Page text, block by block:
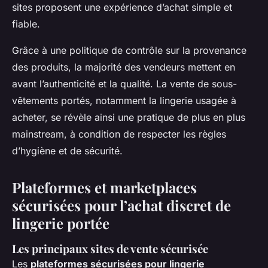
sites proposent une expérience d’achat simple et
fiable.
Grâce à une politique de contrôle sur la provenance
des produits, la majorité des vendeurs mettent en
avant l’authenticité et la qualité. La vente de sous-
vêtements portés, notamment la lingerie usagée à
acheter, se révèle ainsi une pratique de plus en plus
mainstream, à condition de respecter les règles
d’hygiène et de sécurité.
Plateformes et marketplaces
sécurisées pour l’achat discret de
lingerie portée
Les principaux sites de vente sécurisée
Les plateformes sécurisées pour lingerie